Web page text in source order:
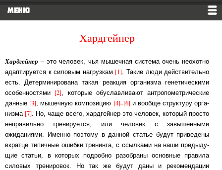
МЕНЮ
Хардгейнер
Хардгейнер – это человек, чья мышечная система очень неохотно
адаптируется к си­ло­вым нагрузкам [1] . Такие люди действительно
есть. Де­тер­ми­ни­ро­ва­на такая ре­ак­ция ор­га­низ­ма ге­не­ти­чес­ки­ми
особенностями [2] , которые обуславливают ан­тро­по­мет­ри­чес­кие
дан­ные [3] , мышечную композицию [4]–[6]и вообще структуру ор­га­
низ­ма [7] . Но, чаще всего, хардгейнер это человек, который просто
неправильно тре­ни­ру­ет­ся, или че­ло­век с завышенными
ожиданиями. Именно поэтому в данной ста­тье бу­дут при­ве­де­ны
вкратце типичные ошибки тренинга, с ссылками на наши пре­ды­ду­
щие ста­тьи, в которых подробно разобраны основные правила
силовых тре­ни­ро­вок. Но так же бу­дут даны и рекомендации